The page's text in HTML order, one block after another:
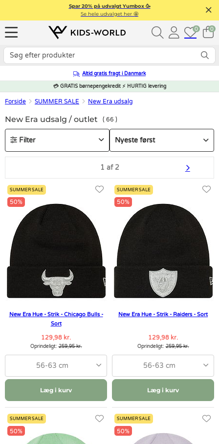
Spar 20% på udvalgt Yumbox 🥳
Se hele udvalget her 🤩
0 0
Altid gratis fragt i Danmark
💳 GRATIS børnepengekredit ⚡ HURTIG levering
Forside SUMMER SALE New Era udsalg
New Era udsalg / outlet 66
Filter
1 af 2
SUMMER SALE
50%
New Era Hue - Strik - Chicago Bulls -
Sort
129,98 kr.
Oprindeligt:259,95 kr.
56-63 cm
Læg i kurv
SUMMER SALE
50%
New Era Hue - Strik - Raiders - Sort
129,98 kr.
Oprindeligt:259,95 kr.
56-63 cm
Læg i kurv
SUMMER SALE
50%
SUMMER SALE
50%